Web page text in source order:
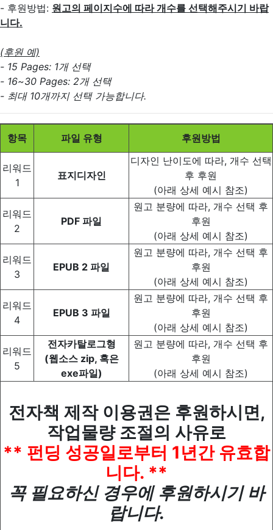
- 후원방법: 원고의 페이지수에 따라 개수를 선택해주시기 바랍
니다.
(후원 예)
- 15 Pages: 1개 선택
- 16~30 Pages: 2개 선택
- 최대 10개까지 선택 가능합니다.
항목 파일 유형 후원방법
리워드
1
표지디자인
디자인 난이도에 따라, 개수 선택
후 후원
(아래 상세 예시 참조)
리워드
2
PDF 파일
원고 분량에 따라, 개수 선택 후
후원
(아래 상세 예시 참조)
리워드
3
EPUB 2 파일
원고 분량에 따라, 개수 선택 후
후원
(아래 상세 예시 참조)
리워드
4
EPUB 3 파일
원고 분량에 따라, 개수 선택 후
후원
(아래 상세 예시 참조)
리워드
5
전자카탈로그형
(웹소스 zip, 혹은
exe파일)
원고 분량에 따라, 개수 선택 후
후원
(아래 상세 예시 참조)
전자책 제작 이용권은 후원하시면,
작업물량 조절의 사유로
** 펀딩 성공일로부터 1년간 유효합
니다. **
꼭 필요하신 경우에 후원하시기 바
랍니다.